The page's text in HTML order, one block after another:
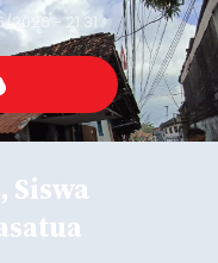
pada
tidak
2026 - 21:31
Siswa